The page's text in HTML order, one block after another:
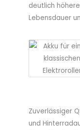
deutlich
Lebensdauer
Zuverlässiger
und